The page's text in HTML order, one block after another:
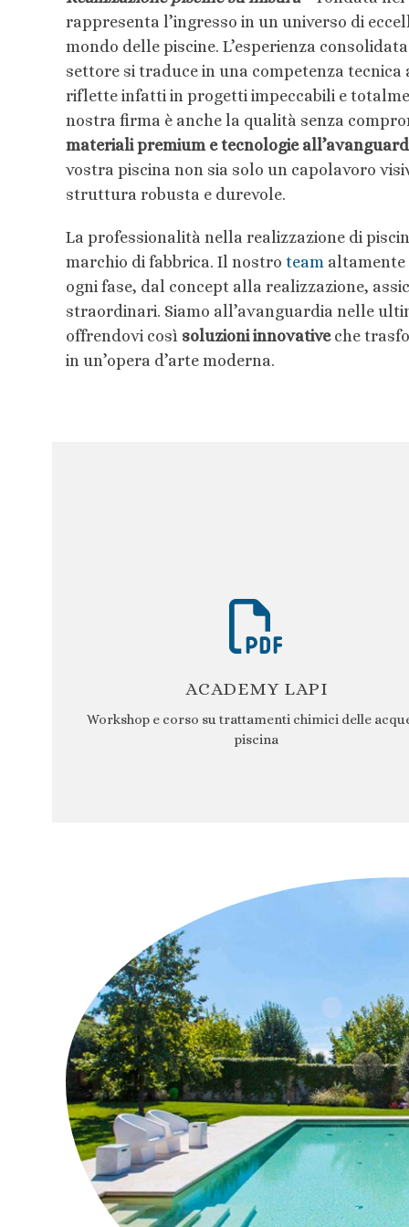
rappresenta l’ingresso in un universo di
mondo delle piscine. L’esperienza
settore si traduce in una competenza tecnica
riflette infatti in progetti impeccabili e
nostra firma è anche la qualità senza
materiali premium e tecnologie
vostra piscina non sia solo un capolavoro
struttura robusta e durevole.
La professionalità nella realizzazione di
marchio di fabbrica. Il nostro team altamente
ogni fase, dal concept alla realizzazione,
straordinari. Siamo all’avanguardia nelle
offrendovi così soluzioni innovativeche
in un’opera d’arte moderna.
ACADEMY LAPI
Workshop e corso su trattamenti chimici delle
piscina